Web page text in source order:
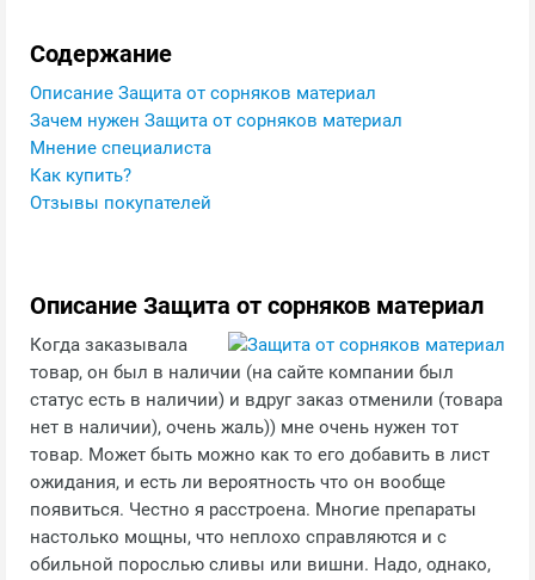
Содержание
Описание Защита от сорняков материал
Зачем нужен Защита от сорняков материал
Мнение специалиста
Как купить?
Отзывы покупателей
Описание Защита от сорняков материал
Когда заказывала
товар, он был в наличии (на сайте компании был
статус есть в наличии) и вдруг заказ отменили (товара
нет в наличии), очень жаль)) мне очень нужен тот
товар. Может быть можно как то его добавить в лист
ожидания, и есть ли вероятность что он вообще
появиться. Честно я расстроена. Многие препараты
настолько мощны, что неплохо справляются и с
обильной порослью сливы или вишни. Надо, однако,